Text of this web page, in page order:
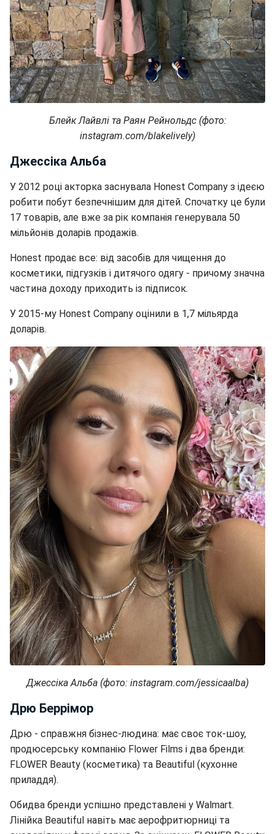
Блейк Лайвлі та Раян Рейнольдс (фото:
instagram.com/blakelively)
Джессіка Альба
У 2012 році акторка заснувала Honest Company з ідеєю
робити побут безпечнішим для дітей. Спочатку це були
17 товарів, але вже за рік компанія генерувала 50
мільйонів доларів продажів.
Honest продає все: від засобів для чищення до
косметики, підгузків і дитячого одягу - причому значна
частина доходу приходить із підписок.
У 2015-му Honest Company оцінили в 1,7 мільярда
доларів.
Джессіка Альба (фото: instagram.com/jessicaalba)
Дрю Беррімор
Дрю - справжня бізнес-людина: має своє ток-шоу,
продюсерську компанію Flower Films і два бренди:
FLOWER Beauty (косметика) та Beautiful (кухонне
приладдя).
Обидва бренди успішно представлені у Walmart.
Лінійка Beautiful навіть має аерофритюрниці та